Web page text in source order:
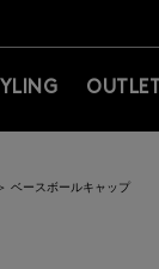
を！
を！
OUTLET
ベースボールキャップ